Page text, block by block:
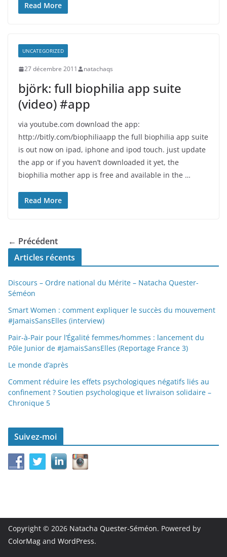
Read More
UNCATEGORIZED
27 décembre 2011 natachaqs
björk: full biophilia app suite
(video) #app
via youtube.com download the app:
http://bitly.com/biophiliaapp the full biophilia app suite
is out now on ipad, iphone and ipod touch. just update
the app or if you haven’t downloaded it yet, the
biophilia mother app is free and available in the …
Read More
← Précédent
Articles récents
Discours – Ordre national du Mérite – Natacha Quester-
Séméon
Smart Women : comment expliquer le succès du mouvement
#JamaisSansElles (interview)
Pair-à-Pair pour l’Égalité femmes/hommes : lancement du
Pôle Junior de #JamaisSansElles (Reportage France 3)
Le monde d’après
Comment réduire les effets psychologiques négatifs liés au
confinement ? Soutien psychologique et livraison solidaire –
Chronique 5
Suivez-moi
Copyright © 2026 Natacha Quester-Séméon. Powered by
ColorMag and WordPress.